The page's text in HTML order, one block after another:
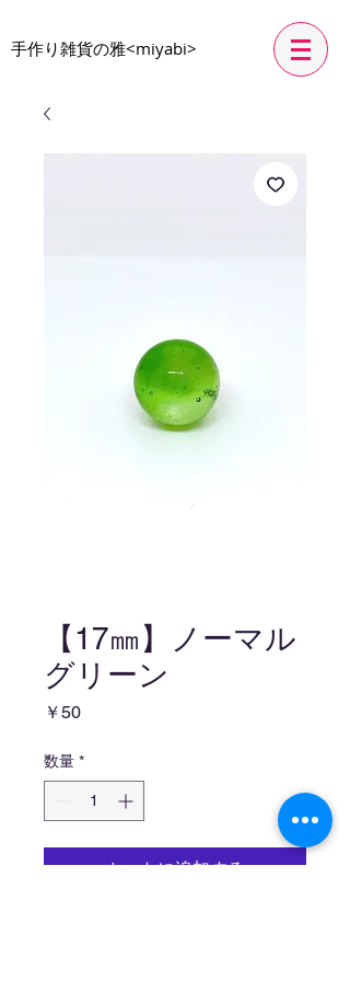
​手作り雑貨の雅<miyabi>
【17㎜】ノーマル
グリーン
￥50価
数量 *
カートに追加する